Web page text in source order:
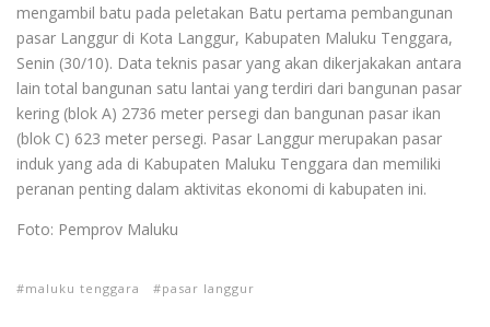
mengambil batu pada peletakan Batu pertama pembangunan
pasar Langgur di Kota Langgur, Kabupaten Maluku Tenggara,
Senin (30/10). Data teknis pasar yang akan dikerjakakan antara
lain total bangunan satu lantai yang terdiri dari bangunan pasar
kering (blok A) 2736 meter persegi dan bangunan pasar ikan
(blok C) 623 meter persegi. Pasar Langgur merupakan pasar
induk yang ada di Kabupaten Maluku Tenggara dan memiliki
peranan penting dalam aktivitas ekonomi di kabupaten ini.
Foto: Pemprov Maluku
maluku tenggara pasar langgur